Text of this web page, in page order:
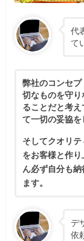
代
て
弊社のコンセ
切なものを守
ることだと考
て一切の妥協を
そしてクオリ
をお客様と作
ん必ず自分も
ます。
デ
依